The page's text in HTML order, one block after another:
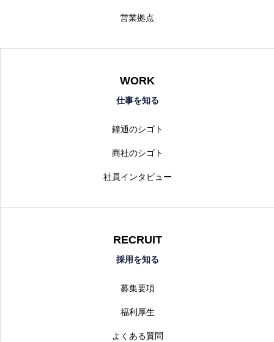
営業拠点
WORK
仕事を知る
鐘通のシゴト
商社のシゴト
社員インタビュー
RECRUIT
採用を知る
募集要項
福利厚生
よくある質問